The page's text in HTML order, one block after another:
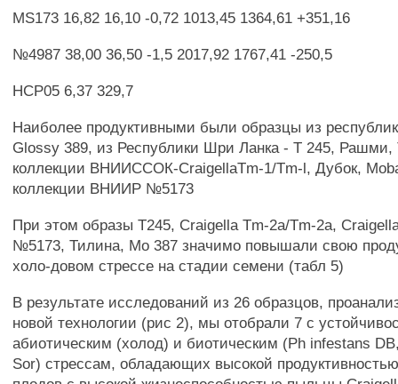
MS173 16,82 16,10 -0,72 1013,45 1364,61 +351,16
№4987 38,00 36,50 -1,5 2017,92 1767,41 -250,5
НСР05 6,37 329,7
Наиболее продуктивными были образцы из
Glossy 389, из Республики Шри Ланка - Т 245, Рашми,
коллекции ВНИИССОК-CraigellaTm-1/Tm-l, Дубок,
коллекции ВНИИР №5173
При этом образы Т245, Craigella Tm-2a/Tm-2a,
№5173, Тилина, Mo 387 значимо повышали свою
холо-довом стрессе на стадии семени (табл 5)
В результате исследований из 26 образцов,
новой технологии (рис 2), мы отобрали 7 с
абиотическим (холод) и биотическим (Ph infestans
Sor) стрессам, обладающих высокой